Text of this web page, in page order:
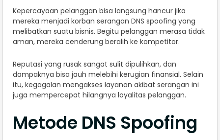
Kepercayaan pelanggan bisa langsung hancur jika
mereka menjadi korban serangan DNS spoofing yang
melibatkan suatu bisnis. Begitu pelanggan merasa tidak
aman, mereka cenderung beralih ke kompetitor.
Reputasi yang rusak sangat sulit dipulihkan, dan
dampaknya bisa jauh melebihi kerugian finansial. Selain
itu, kegagalan mengakses layanan akibat serangan ini
juga mempercepat hilangnya loyalitas pelanggan.
Metode DNS Spoofing